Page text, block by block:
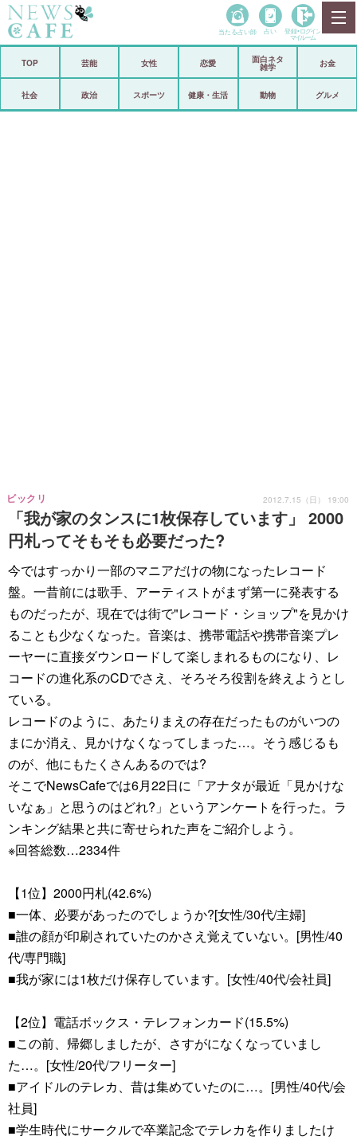
政治
当たる占い師 占い 登録• ログイン
マイルーム
TOP 芸能 女性 恋愛
面白ネタ
雑学
お金
社会 政治 スポーツ 健康・生活 動物 グルメ
「我が家のタンスに1枚保存しています」 2000
円札ってそもそも必要だった?
ビックリ 2012.7.15（日） 19:00
今ではすっかり一部のマニアだけの物になったレコード
盤。一昔前には歌手、アーティストがまず第一に発表する
ものだったが、現在では街で"レコード・ショップ"を見かけ
ることも少なくなった。音楽は、携帯電話や携帯音楽プレ
ーヤーに直接ダウンロードして楽しまれるものになり、レ
コードの進化系のCDでさえ、そろそろ役割を終えようとし
ている。
レコードのように、あたりまえの存在だったものがいつの
まにか消え、見かけなくなってしまった…。そう感じるも
のが、他にもたくさんあるのでは?
そこでNewsCafeでは6月22日に「アナタが最近「見かけな
いなぁ」と思うのはどれ?」というアンケートを行った。ラ
ンキング結果と共に寄せられた声をご紹介しよう。
※回答総数…2334件
【1位】2000円札(42.6%)
■一体、必要があったのでしょうか?[女性/30代/主婦]
■誰の顔が印刷されていたのかさえ覚えていない。[男性/40
代/専門職]
■我が家には1枚だけ保存しています。[女性/40代/会社員]
【2位】電話ボックス・テレフォンカード(15.5%)
■この前、帰郷しましたが、さすがになくなっていまし
た…。[女性/20代/フリーター]
■アイドルのテレカ、昔は集めていたのに…。[男性/40代/会
社員]
■学生時代にサークルで卒業記念でテレカを作りましたけ